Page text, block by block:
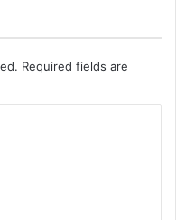
Required fields are